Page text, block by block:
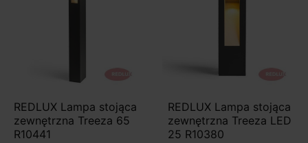
REDLUX Lampa stojąca
zewnętrzna Treeza 65
R10441
REDLUX Lampa stojąca
zewnętrzna Treeza LED
25 R10380